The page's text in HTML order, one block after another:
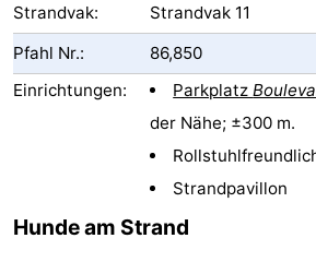
Strand
Sehen
Aussichtspunkte
Attraktionen
Strandvak:
Strandvak 11
Pfahl Nr.:
86,850
Einrichtungen:
Parkplatz
der Nähe; ±300 m.
Strandpavillon
Hunde am Strand